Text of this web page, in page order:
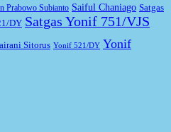
Prabowo Subianto Saiful Chaniago Satgas
DY Satgas Yonif 751/VJS
Sitorus Yonif 521/DY Yonif